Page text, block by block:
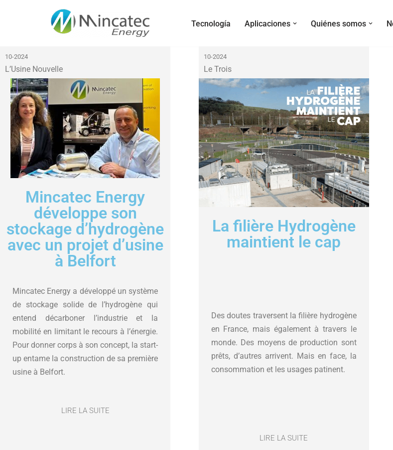
contenido
Tecnología Aplicaciones Quiénes somos
10-2024
L’Usine Nouvelle
Mincatec Energy
développe son
stockage d’hydrogène
avec un projet d’usine
à Belfort
Mincatec Energy a développé un système
de stockage solide de l’hydrogène qui
entend décarboner l’industrie et la
mobilité en limitant le recours à l’énergie.
Pour donner corps à son concept, la start-
up entame la construction de sa première
usine à Belfort.
LIRE LA SUITE
10-2024
Le Trois
La filière Hydrogène
maintient le cap
Des doutes traversent la filière hydrogène
en France, mais également à travers le
monde. Des moyens de production sont
prêts, d’autres arrivent. Mais en face, la
consommation et les usages patinent.
LIRE LA SUITE